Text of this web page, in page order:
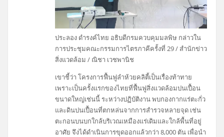
ประลอง ดำรงค์ไทย อธิบดีกรมควบคุมมลพิษ กล่าวใน
การประชุมคณะกรรมการไตรภาคีครั้งที่ 29 / สำนักข่าว
สิ่งแวดล้อม / ณิชา เวชพานิช
เขาชี้ว่า โครงการฟื้นฟูลำห้วยคลิตี้เป็นเรื่องท้าทาย
เพราะเป็นครั้งแรกของไทยที่ฟื้นฟูสิ่งแวดล้อมปนเปื้อน
ขนาดใหญ่เช่นนี้ ระหว่างปฏิบัติงาน พบกองกากแร่ตะกั่ว
และดินปนเปื้อนที่ตกหล่นจากการสำรวจหลายจุด เช่น
ตะกอนบนบกใกล้บริเวณเหมืองแร่เดิมและใกล้พื้นที่อยู่
อาศัย จึงได้ดำเนินการขุดออกแล้วกว่า 8,000 ตัน เพื่อนำ